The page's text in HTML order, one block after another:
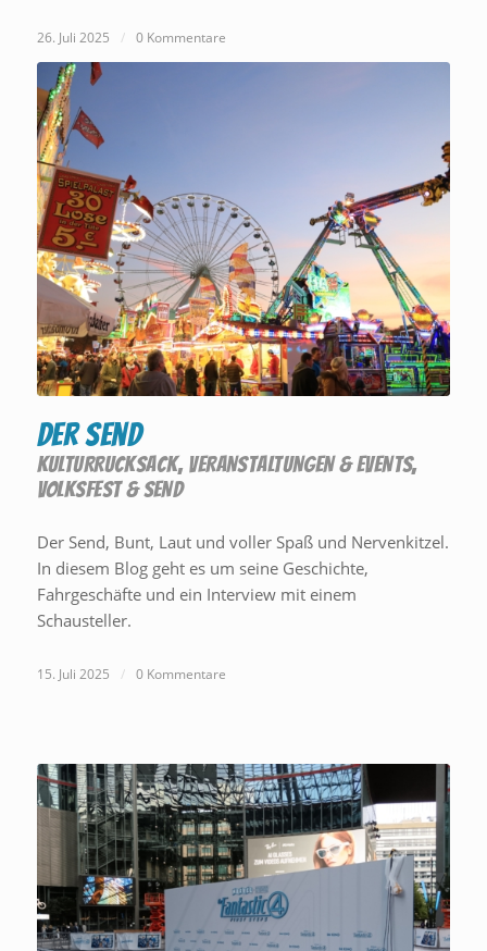
26. Juli 2025 / 0 Kommentare
Der Send
KULTURRUCKSACK, VERANSTALTUNGEN & EVENTS,
VOLKSFEST & SEND
Der Send, Bunt, Laut und voller Spaß und Nervenkitzel.
In diesem Blog geht es um seine Geschichte,
Fahrgeschäfte und ein Interview mit einem
Schausteller.
15. Juli 2025 / 0 Kommentare